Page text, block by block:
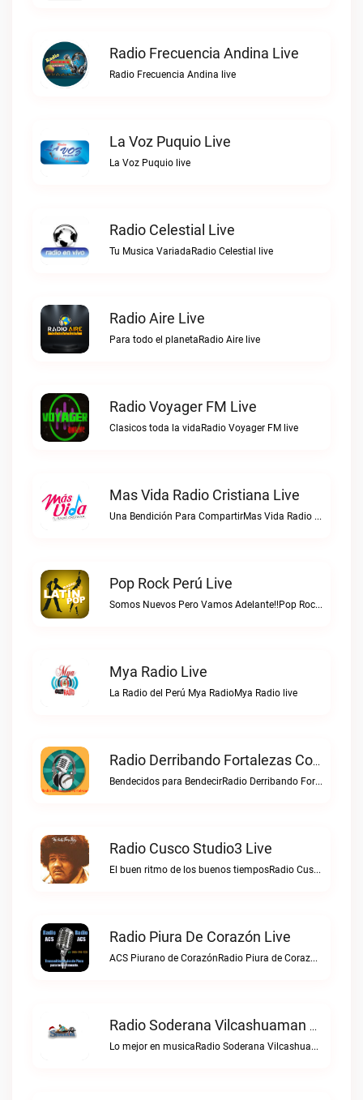
Radio Frecuencia Andina Live
Radio Frecuencia Andina live
La Voz Puquio Live
La Voz Puquio live
Radio Celestial Live
Tu Musica VariadaRadio Celestial live
Radio Aire Live
Para todo el planetaRadio Aire live
Radio Voyager FM Live
Clasicos toda la vidaRadio Voyager FM live
Mas Vida Radio Cristiana Live
Una Bendición Para CompartirMas Vida Radio Cristiana live
Pop Rock Perú Live
Somos Nuevos Pero Vamos Adelante!!Pop Rock Perú live
Mya Radio Live
La Radio del Perú Mya RadioMya Radio live
Radio Derribando Fortalezas Con Cristo Live
Bendecidos para BendecirRadio Derribando Fortalezas con Cristo live
Radio Cusco Studio3 Live
El buen ritmo de los buenos tiemposRadio Cusco Studio3 live
Radio Piura De Corazón Live
ACS Piurano de CorazónRadio Piura de Corazón live
Radio Soderana Vilcashuaman Live
Lo mejor en musicaRadio Soderana Vilcashuaman live